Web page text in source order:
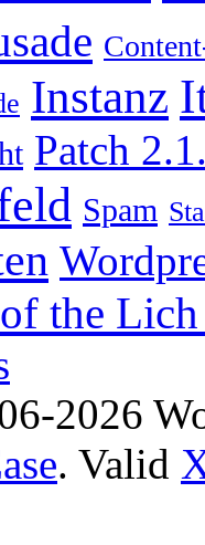
Instanz
Patch
Spam
the
2026
. Valid